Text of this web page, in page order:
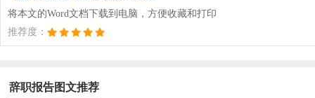
将本文的Word文档下载到电脑，方便收藏和打印
推荐度：
辞职报告图文推荐